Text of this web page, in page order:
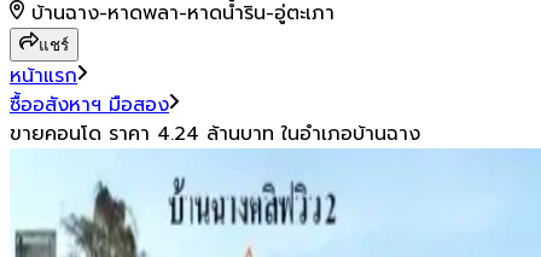
บ้านฉาง-หาดพลา-หาดน้ำริน-อู่ตะเภา
แชร์
หน้าแรก
ซื้ออสังหาฯ มือสอง
ขายคอนโด ราคา 4.24 ล้านบาท ในอำเภอบ้านฉาง